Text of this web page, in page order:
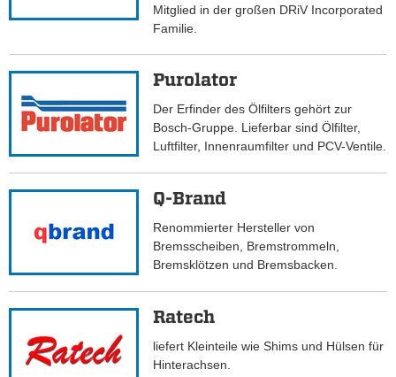
Mitglied in der großen DRiV Incorporated
Familie.
Purolator
Der Erfinder des Ölfilters gehört zur
Bosch-Gruppe. Lieferbar sind Ölfilter,
Luftfilter, Innenraumfilter und PCV-Ventile.
Q-Brand
Renommierter Hersteller von
Bremsscheiben, Bremstrommeln,
Bremsklötzen und Bremsbacken.
Ratech
liefert Kleinteile wie Shims und Hülsen für
Hinterachsen.